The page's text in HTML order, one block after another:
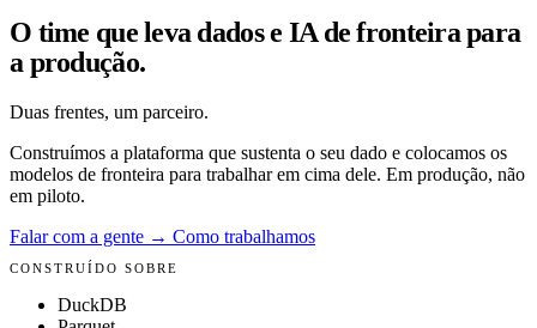
O time que leva dados e IA de fronteira para
a produção.
Duas frentes, um parceiro.
Construímos a plataforma que sustenta o seu dado e colocamos os
modelos de fronteira para trabalhar em cima dele. Em produção, não
em piloto.
Falar com a gente → Como trabalhamos
CONSTRUÍDO SOBRE
DuckDB